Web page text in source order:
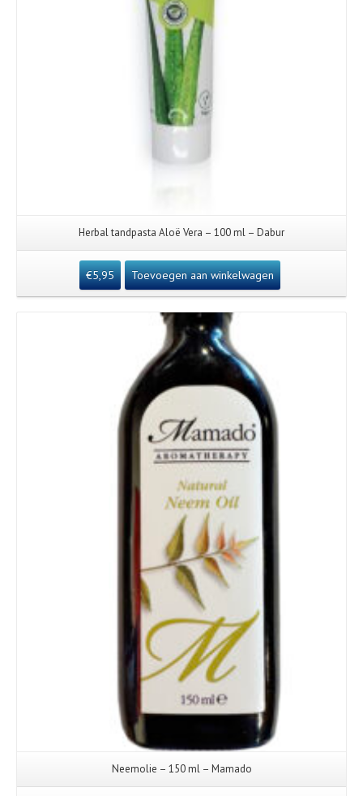
Herbal tandpasta Aloë Vera – 100 ml – Dabur
€5,95 Toevoegen aan winkelwagen
Details
Neemolie – 150 ml – Mamado